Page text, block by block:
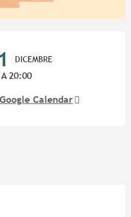
DICEMBRE
20:00
Calendar